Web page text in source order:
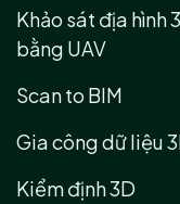
Khảo sát địa hình
bằng UAV
Scan to BIM
Gia công dữ liệu
Kiểm định 3D